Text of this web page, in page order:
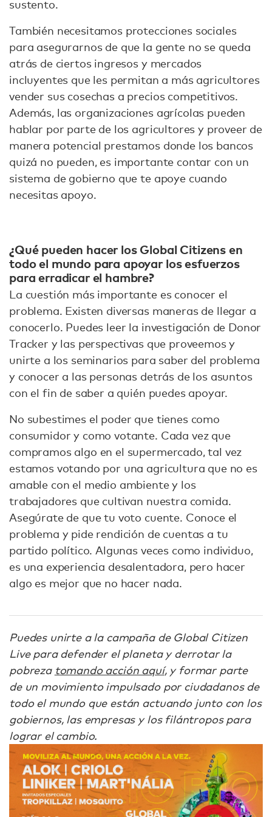
sustento.
También necesitamos protecciones sociales
para asegurarnos de que la gente no se queda
atrás de ciertos ingresos y mercados
incluyentes que les permitan a más agricultores
vender sus cosechas a precios competitivos.
Además, las organizaciones agrícolas pueden
hablar por parte de los agricultores y proveer de
manera potencial prestamos donde los bancos
quizá no pueden, es importante contar con un
sistema de gobierno que te apoye cuando
necesitas apoyo.
¿Qué pueden hacer los Global Citizens en
todo el mundo para apoyar los esfuerzos
para erradicar el hambre?
La cuestión más importante es conocer el
problema. Existen diversas maneras de llegar a
conocerlo. Puedes leer la investigación de Donor
Tracker y las perspectivas que proveemos y
unirte a los seminarios para saber del problema
y conocer a las personas detrás de los asuntos
con el fin de saber a quién puedes apoyar.
No subestimes el poder que tienes como
consumidor y como votante. Cada vez que
compramos algo en el supermercado, tal vez
estamos votando por una agricultura que no es
amable con el medio ambiente y los
trabajadores que cultivan nuestra comida.
Asegúrate de que tu voto cuente. Conoce el
problema y pide rendición de cuentas a tu
partido político. Algunas veces como individuo,
es una experiencia desalentadora, pero hacer
algo es mejor que no hacer nada.
Puedes unirte a la campaña de Global Citizen
Live para defender el planeta y derrotar la
pobreza tomando acción aquí, y formar parte
de un movimiento impulsado por ciudadanos de
todo el mundo que están actuando junto con los
gobiernos, las empresas y los filántropos para
lograr el cambio.